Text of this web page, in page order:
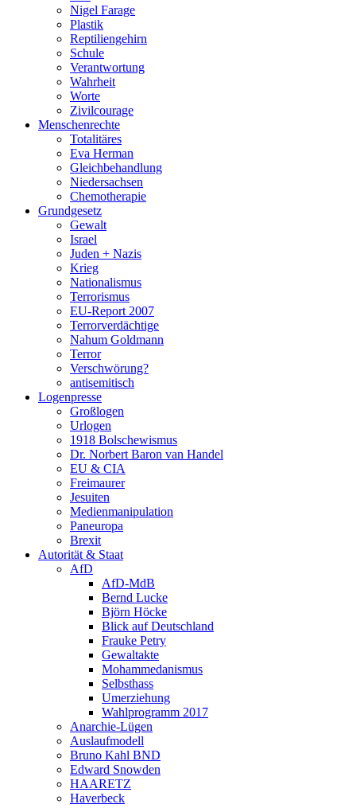
Nigel Farage
Plastik
Reptiliengehirn
Schule
Verantwortung
Wahrheit
Worte
Zivilcourage
Menschenrechte
Totalitäres
Eva Herman
Gleichbehandlung
Niedersachsen
Chemotherapie
Grundgesetz
Gewalt
Israel
Juden + Nazis
Krieg
Nationalismus
Terrorismus
EU-Report 2007
Terrorverdächtige
Nahum Goldmann
Terror
Verschwörung?
antisemitisch
Logenpresse
Großlogen
Urlogen
1918 Bolschewismus
Dr. Norbert Baron van Handel
EU & CIA
Freimaurer
Jesuiten
Medienmanipulation
Paneuropa
Brexit
Autorität & Staat
AfD
AfD-MdB
Bernd Lucke
Björn Höcke
Blick auf Deutschland
Frauke Petry
Gewaltakte
Mohammedanismus
Selbsthass
Umerziehung
Wahlprogramm 2017
Anarchie-Lügen
Auslaufmodell
Bruno Kahl BND
Edward Snowden
HAARETZ
Haverbeck